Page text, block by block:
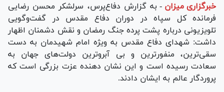
خبرگزاری میزان - به گزارش دفاع‌پرس، سرلشکر محسن رضایی
فرمانده کل سپاه در دوران دفاع مقدس در گفت‌وگویی
تلویزیونی درباره پشت پرده جنگ رمضان و نقش دشمنان اظهار
داشت: شهدای دفاع مقدس به ویژه امام شهیدمان به دست
سقی‌ترین، منفورترین و بی آبروترین دولت‌های جهان به
سعادت رسیده است و این نشان دهنده عزت بزرگی است که
پروردگار عالم به ایشان دادند.